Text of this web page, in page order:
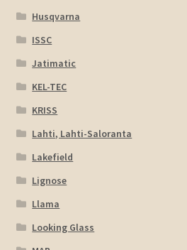
Husqvarna
ISSC
Jatimatic
KEL-TEC
KRISS
Lahti, Lahti-Saloranta
Lakefield
Lignose
Llama
Looking Glass